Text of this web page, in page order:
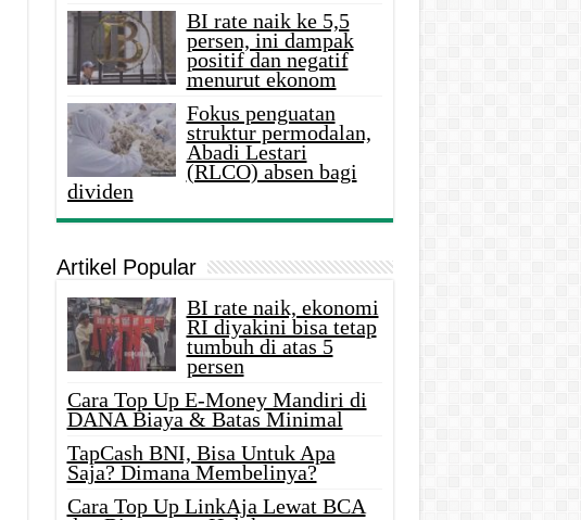
BI rate naik ke 5,5
persen, ini dampak
positif dan negatif
menurut ekonom
Fokus penguatan
struktur permodalan,
Abadi Lestari
(RLCO) absen bagi
dividen
Artikel Popular
BI rate naik, ekonomi
RI diyakini bisa tetap
tumbuh di atas 5
persen
Cara Top Up E-Money Mandiri di
DANA Biaya & Batas Minimal
TapCash BNI, Bisa Untuk Apa
Saja? Dimana Membelinya?
Cara Top Up LinkAja Lewat BCA